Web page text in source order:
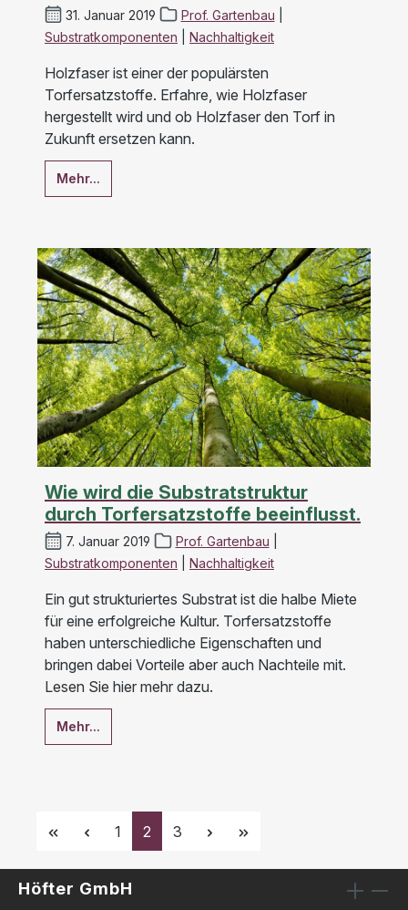
31. Januar 2019 Prof. Gartenbau
Substratkomponenten
Nachhaltigkeit
Holzfaser ist einer der populärsten
Torfersatzstoffe. Erfahre, wie Holzfaser
hergestellt wird und ob Holzfaser den Torf in
Zukunft ersetzen kann.
Mehr...
Wie wird die Substratstruktur
durch Torfersatzstoffe beeinflusst.
7. Januar 2019 Prof. Gartenbau
Substratkomponenten
Nachhaltigkeit
Ein gut strukturiertes Substrat ist die halbe Miete
für eine erfolgreiche Kultur. Torfersatzstoffe
haben unterschiedliche Eigenschaften und
bringen dabei Vorteile aber auch Nachteile mit.
Lesen Sie hier mehr dazu.
Mehr...
Seite
1 Seite
2 Seite
3
Höfter GmbH